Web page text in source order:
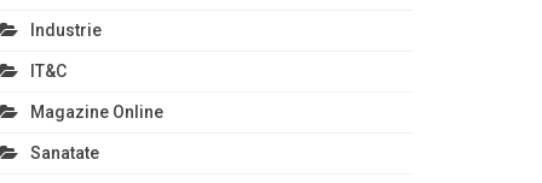
Industrie
IT&C
Magazine Online
Sanatate